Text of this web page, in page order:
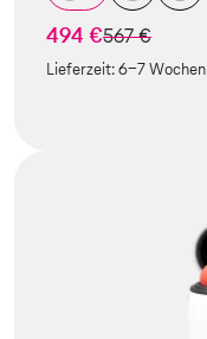
494 €statt
567 €
Lieferzeit:6-7 Wochen